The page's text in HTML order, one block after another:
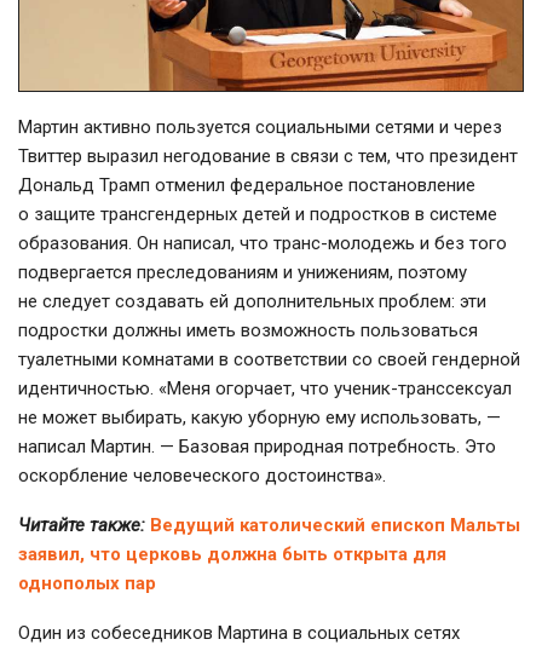
Мартин активно пользуется социальными сетями и через
Твиттер выразил негодование в связи с тем, что президент
Дональд Трамп отменил федеральное постановление
о защите трансгендерных детей и подростков в системе
образования. Он написал, что транс-молодежь и без того
подвергается преследованиям и унижениям, поэтому
не следует создавать ей дополнительных проблем: эти
подростки должны иметь возможность пользоваться
туалетными комнатами в соответствии со своей гендерной
идентичностью. «Меня огорчает, что ученик-транссексуал
не может выбирать, какую уборную ему использовать, —
написал Мартин. — Базовая природная потребность. Это
оскорбление человеческого достоинства».
Читайте также: Ведущий католический епископ Мальты
заявил, что церковь должна быть открыта для
однополых пар
Один из собеседников Мартина в социальных сетях